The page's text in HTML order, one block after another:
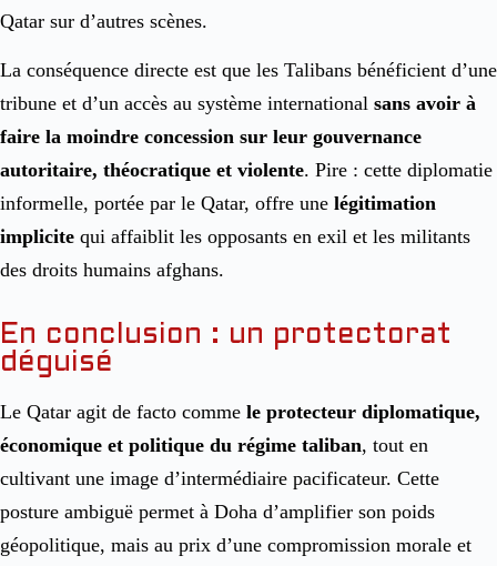
Qatar sur d’autres scènes.
La conséquence directe est que les Talibans bénéficient d’une
tribune et d’un accès au système international sans avoir à
faire la moindre concession sur leur gouvernance
autoritaire, théocratique et violente. Pire : cette diplomatie
informelle, portée par le Qatar, offre une légitimation
implicite qui affaiblit les opposants en exil et les militants
des droits humains afghans.
En conclusion : un protectorat
déguisé
Le Qatar agit de facto comme le protecteur diplomatique,
économique et politique du régime taliban, tout en
cultivant une image d’intermédiaire pacificateur. Cette
posture ambiguë permet à Doha d’amplifier son poids
géopolitique, mais au prix d’une compromission morale et